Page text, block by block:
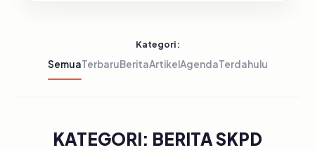
Kategori:
SemuaTerbaruBeritaArtikelAgendaTerdahulu
KATEGORI: BERITA SKPD